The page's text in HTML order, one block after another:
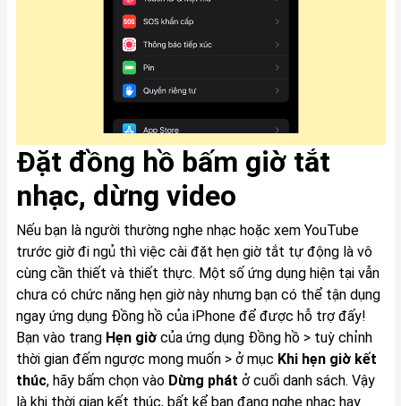
Đặt đồng hồ bấm giờ tắt
nhạc, dừng video
Nếu bạn là người thường nghe nhạc hoặc xem YouTube
trước giờ đi ngủ thì việc cài đặt hẹn giờ tắt tự động là vô
cùng cần thiết và thiết thực. Một số ứng dụng hiện tại vẫn
chưa có chức năng hẹn giờ này nhưng bạn có thể tận dụng
ngay ứng dụng Đồng hồ của iPhone để được hỗ trợ đấy!
Bạn vào trang Hẹn giờcủa ứng dụng Đồng hồ > tuỳ chỉnh
thời gian đếm ngược mong muốn > ở mục Khi hẹn giờ kết
thúc, hãy bấm chọn vào Dừng phát ở cuối danh sách. Vậy
là khi thời gian kết thúc, bất kể bạn đang nghe nhạc hay